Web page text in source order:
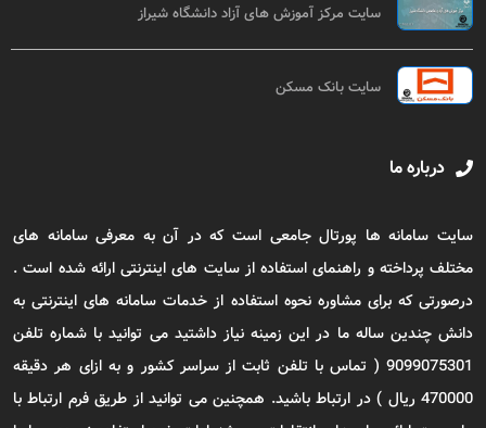
سایت مرکز آموزش های آزاد دانشگاه شیراز
سایت بانک مسکن
درباره ما
سایت سامانه ها پورتال جامعی است که در آن به معرفی سامانه های
مختلف پرداخته و راهنمای استفاده از سایت های اینترنتی ارائه شده است .
درصورتی که برای مشاوره نحوه استفاده از خدمات سامانه های اینترنتی به
دانش چندین ساله ما در این زمینه نیاز داشتید می توانید با شماره تلفن
9099075301 ( تماس با تلفن ثابت از سراسر کشور و به ازای هر دقیقه
470000 ریال ) در ارتباط باشید. همچنین می توانید از طریق فرم ارتباط با